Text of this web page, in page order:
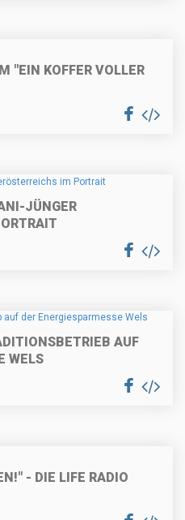
"EIN KOFFER VOLLER
JÜNGER
AUF
WELS
- DIE LIFE RADIO